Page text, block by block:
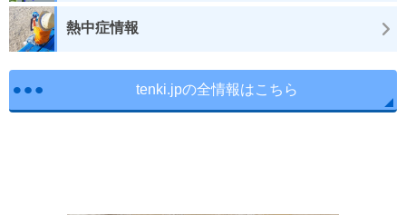
熱中症情報
tenki.jpの全情報はこちら